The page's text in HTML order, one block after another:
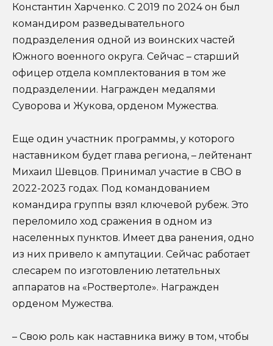
Константин Харченко. С 2019 по 2024 он был
командиром разведывательного
подразделения одной из воинских частей
Южного военного округа. Сейчас – старший
офицер отдела комплектования в том же
подразделении. Награжден медалями
Суворова и Жукова, орденом Мужества.
Еще один участник программы, у которого
наставником будет глава региона, – лейтенант
Михаил Шевцов. Принимал участие в СВО в
2022-2023 годах. Под командованием
командира группы взял ключевой рубеж. Это
переломило ход сражения в одном из
населенных пунктов. Имеет два ранения, одно
из них привело к ампутации. Сейчас работает
слесарем по изготовлению летательных
аппаратов на «Роствертоле». Награжден
орденом Мужества.
– Свою роль как наставника вижу в том, чтобы